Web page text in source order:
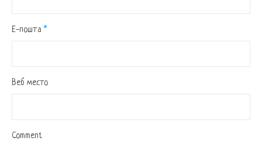
Е-пошта *
Веб место
Comment